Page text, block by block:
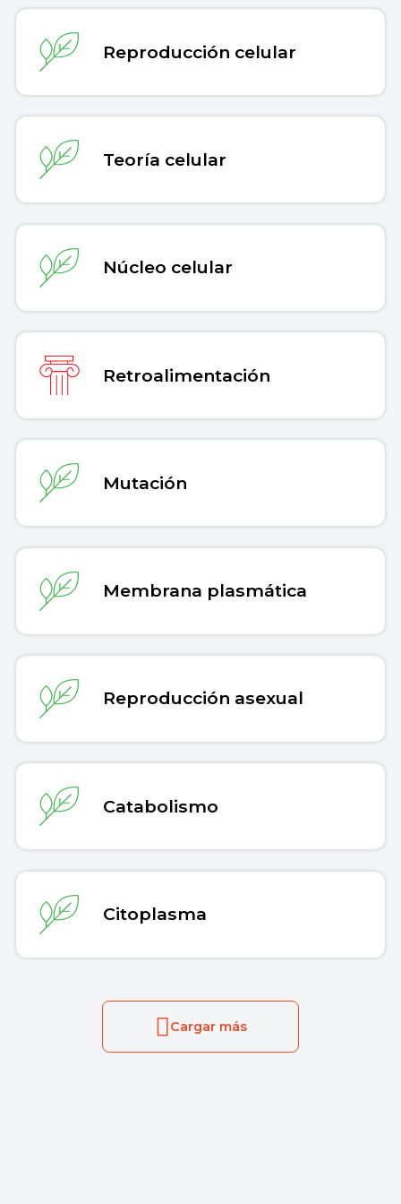
Reproducción celular
Teoría celular
Núcleo celular
Retroalimentación
Mutación
Membrana plasmática
Reproducción asexual
Catabolismo
Citoplasma
Cargar más